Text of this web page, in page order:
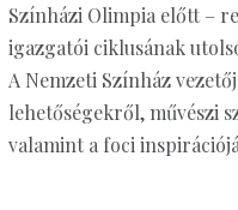
Színházi Olimpia előtt –
igazgatói ciklusának
A Nemzeti Színház
lehetőségekről, művészi
valamint a foci